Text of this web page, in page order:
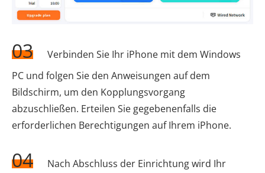
03
Verbinden Sie Ihr iPhone mit dem Windows
PC und folgen Sie den Anweisungen auf dem
Bildschirm, um den Kopplungsvorgang
abzuschließen. Erteilen Sie gegebenenfalls die
erforderlichen Berechtigungen auf Ihrem iPhone.
04
Nach Abschluss der Einrichtung wird Ihr